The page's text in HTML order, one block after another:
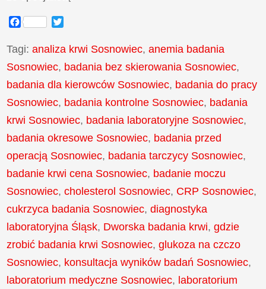
Facebook
Tagi:analiza krwi Sosnowiec,anemia badania
Sosnowiec, badania bez skierowania Sosnowiec,
badania dla kierowców Sosnowiec, badania do pracy
Sosnowiec, badania kontrolne Sosnowiec, badania
krwi Sosnowiec, badania laboratoryjne Sosnowiec,
badania okresowe Sosnowiec, badania przed
operacją Sosnowiec, badania tarczycy Sosnowiec,
badanie krwi cena Sosnowiec, badanie moczu
Sosnowiec,cholesterol Sosnowiec, CRP Sosnowiec,
cukrzyca badania Sosnowiec,diagnostyka
laboratoryjna Śląsk, Dworska badania krwi,gdzie
zrobić badania krwi Sosnowiec,glukoza na czczo
Sosnowiec, konsultacja wyników badań Sosnowiec,
laboratorium medyczne Sosnowiec, laboratorium